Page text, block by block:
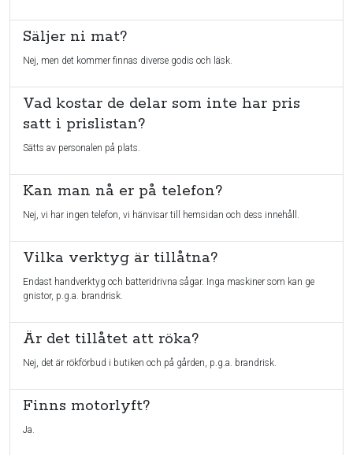
Säljer ni mat?
Nej, men det kommer finnas diverse godis och läsk.
Vad kostar de delar som inte har pris
satt i prislistan?
Sätts av personalen på plats.
Kan man nå er på telefon?
Nej, vi har ingen telefon, vi hänvisar till hemsidan och dess innehåll.
Vilka verktyg är tillåtna?
Endast handverktyg och batteridrivna sågar. Inga maskiner som kan ge
gnistor, p.g.a. brandrisk.
Är det tillåtet att röka?
Nej, det är rökförbud i butiken och på gården, p.g.a. brandrisk.
Finns motorlyft?
Ja.